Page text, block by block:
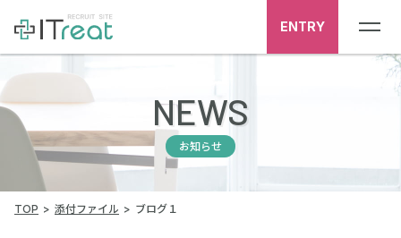
ENTRY
NEWS
お知らせ
TOP 添付ファイル ブログ１